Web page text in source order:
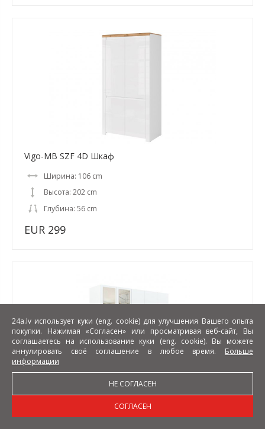
Vigo-MB SZF 4D Шкаф
Ширина: 106 cm
Высота: 202 cm
Глубина: 56 cm
EUR 299
и 1 ящиком,белый матовый
24a.lv использует куки (eng. cookie) для улучшения Вашего опыта
покупки. Нажимая «Согласен» или просматривая веб-сайт, Вы
соглашаетесь на использование куки (eng. cookie). Вы можете
аннулировать своё соглашение в любое время. Больше
информации
НЕ СОГЛАСЕН
СОГЛАСЕН